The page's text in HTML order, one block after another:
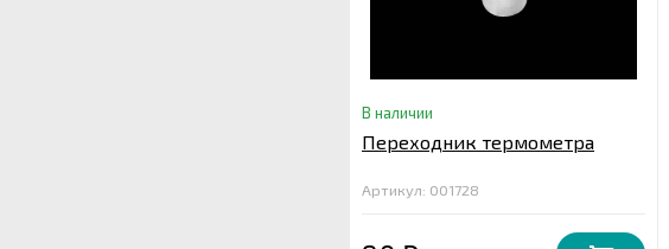
В наличии
Переходник термометра
Артикул: 001728